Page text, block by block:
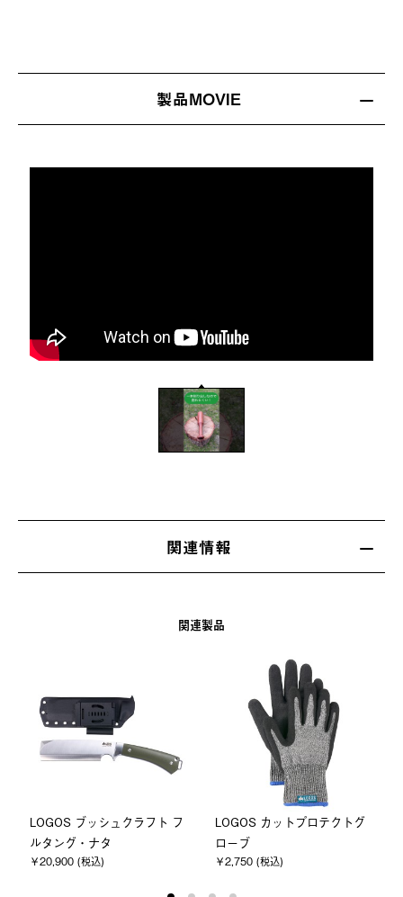
製品MOVIE
関連情報
関連製品
LOGOS ブッシュクラフト フ
ルタング・ナタ
￥20,900 (税込)
LOGOS カットプロテクトグ
ローブ
￥2,750 (税込)